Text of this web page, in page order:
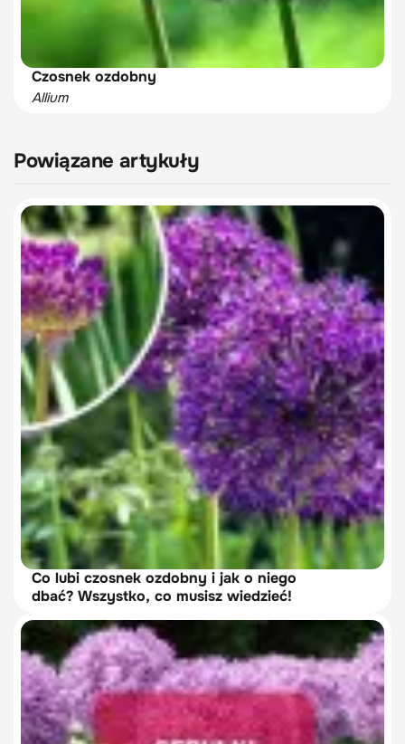
Czosnek ozdobny
Allium
Powiązane artykuły
Co lubi czosnek ozdobny i jak o niego
dbać? Wszystko, co musisz wiedzieć!